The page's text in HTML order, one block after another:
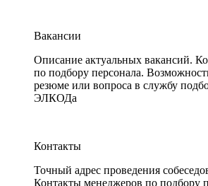
Вакансии
Описание актуальных вакансий.
по подбору персонала.
резюме или вопроса в службу
ЭЛКОДа
Контакты
Точный адрес проведения
Контакты менеджеров по подбору